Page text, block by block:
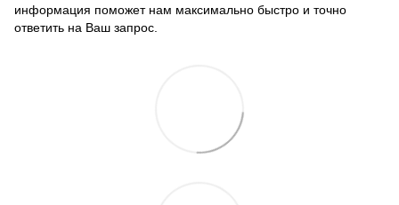
информация поможет нам максимально быстро и точно
ответить на Ваш запрос.